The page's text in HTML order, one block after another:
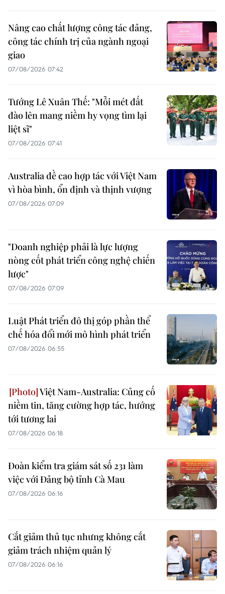
Nâng cao chất lượng công tác đảng,
công tác chính trị của ngành ngoại
giao
07/08/2026 07:42
Tướng Lê Xuân Thế: "Mỗi mét đất
đào lên mang niềm hy vọng tìm lại
liệt sĩ"
07/08/2026 07:41
Australia đề cao hợp tác với Việt Nam
vì hòa bình, ổn định và thịnh vượng
07/08/2026 07:09
"Doanh nghiệp phải là lực lượng
nòng cốt phát triển công nghệ chiến
lược"
07/08/2026 07:09
Luật Phát triển đô thị góp phần thể
chế hóa đổi mới mô hình phát triển
07/08/2026 06:55
Việt Nam-Australia: Củng cố
niềm tin, tăng cường hợp tác, hướng
tới tương lai
07/08/2026 06:18
Đoàn kiểm tra giám sát số 231 làm
việc với Đảng bộ tỉnh Cà Mau
07/08/2026 06:16
Cắt giảm thủ tục nhưng không cắt
giảm trách nhiệm quản lý
07/08/2026 06:16